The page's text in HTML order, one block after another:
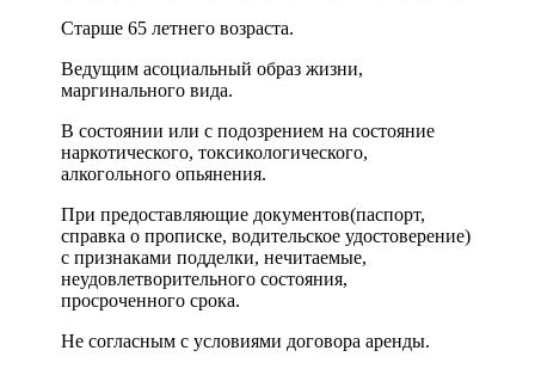
Старше 65 летнего возраста.
Ведущим асоциальный образ жизни,
маргинального вида.
В состоянии или с подозрением на состояние
наркотического, токсикологического,
алкогольного опьянения.
При предоставляющие документов(паспорт,
справка о прописке, водительское удостоверение)
с признаками подделки, нечитаемые,
неудовлетворительного состояния,
просроченного срока.
Не согласным с условиями договора аренды.